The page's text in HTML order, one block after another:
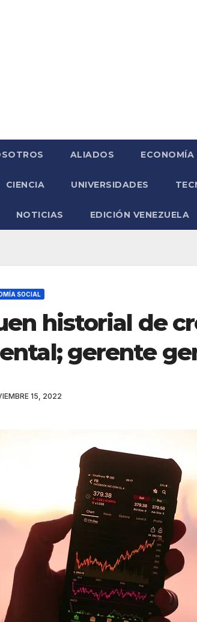
ALIADOS ECONOMÍA
CIENCIA UNIVERSIDADES
NOTICIAS EDICIÓN VENEZUELA
SOCIAL
historial de
gerente
15, 2022